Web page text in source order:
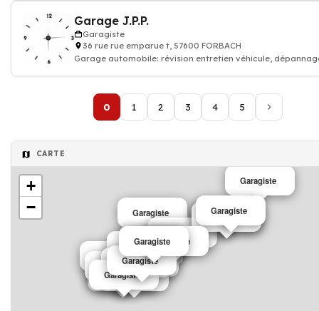
Garage J.P.P.
Garagiste
36 rue rue emparue t, 57600 FORBACH
Garage automobile: révision entretien véhicule,
0 1 2 3 4 5
CARTE
Garagiste
Garagiste
Garagiste
Garagiste
Garagiste
Garagiste
Garagiste
Garagiste
Garagiste
Garagiste
Garagiste
Garagiste
Garagiste
Garagiste
Garagiste
Garagiste
Garagiste
Garagiste
Garagiste
+
−